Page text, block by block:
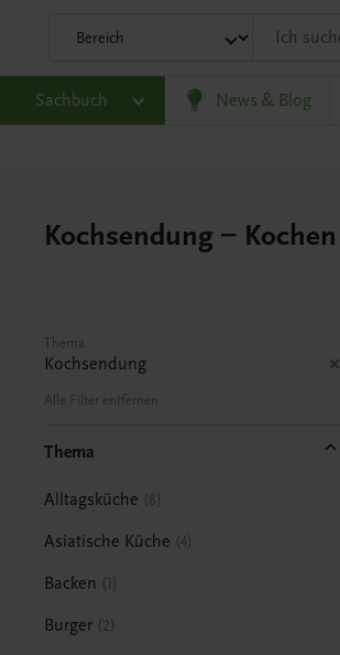
Sachbuch News & Blog
Gesellschaft, Politik und Wirtschaft
Kochsendung –
Thema
Kochsendung
Alle Filter entfernen
Thema
Alltagsküche 8
Asiatische Küche 4
Backen 1
Burger 2